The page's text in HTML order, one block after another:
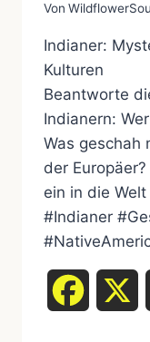
Von
Indianer:
Kulturen
Beantworte
Indianern:
Was geschah
der
ein in die
#Indianer